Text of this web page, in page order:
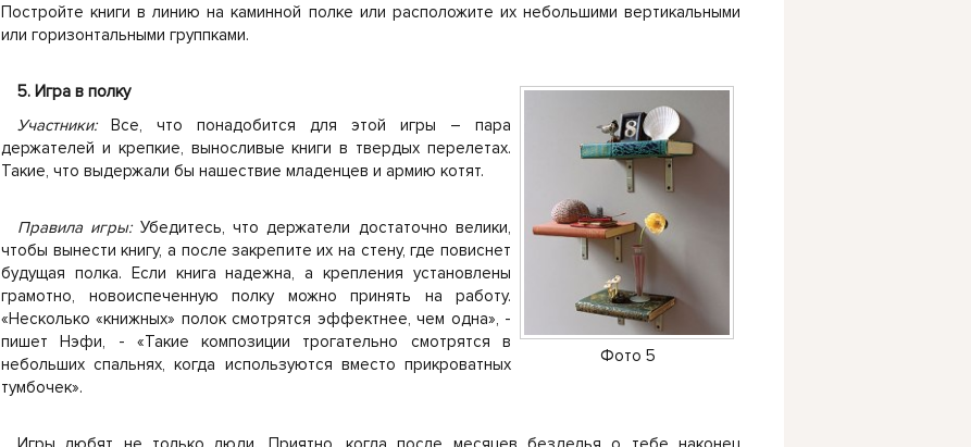
Постройте книги в линию на каминной полке или расположите их небольшими вертикальными
или горизонтальными группками.
Фото 5
5. Игра в полку
Участники: Все, что понадобится для этой игры – пара
держателей и крепкие, выносливые книги в твердых перелетах.
Такие, что выдержали бы нашествие младенцев и армию котят.
Правила игры: Убедитесь, что держатели достаточно велики,
чтобы вынести книгу, а после закрепите их на стену, где повиснет
будущая полка. Если книга надежна, а крепления установлены
грамотно, новоиспеченную полку можно принять на работу.
«Несколько «книжных» полок смотрятся эффектнее, чем одна», -
пишет Нэфи, - «Такие композиции трогательно смотрятся в
небольших спальнях, когда используются вместо прикроватных
тумбочек».